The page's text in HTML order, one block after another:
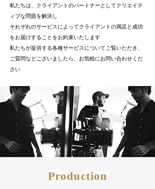
私たちは、クライアントのパートナーとしてクリエイテ
ィブな問題を解決し
それぞれのサービスによってクライアントの満足と成功
をお届けすることをお約束いたします
私たちが提供する各種サービスについてご覧いただき、
ご質問などございましたら、お気軽にお問い合わせくだ
さい
​Production